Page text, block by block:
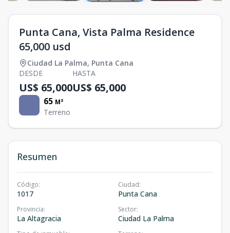
Punta Cana, Vista Palma Residence
65,000 usd
Ciudad La Palma, Punta Cana
DESDE
US$ 65,000
HASTA
US$ 65,000
65 M²
Terreno
Resumen
Código:
1017
Ciudad:
Punta Cana
Provincia:
La Altagracia
Sector:
Ciudad La Palma